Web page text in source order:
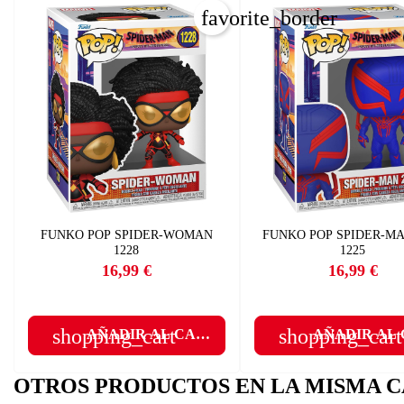
FUNKO POP SPIDER-WOMAN
1228
Precio
16,99 €
shopping_cart
AÑADIR AL CARRITO
favorite_border
FUNKO POP SPIDER-
1225
Precio
16,99 €
shopping_cart
AÑADIR AL
OTROS PRODUCTOS EN LA MISMA